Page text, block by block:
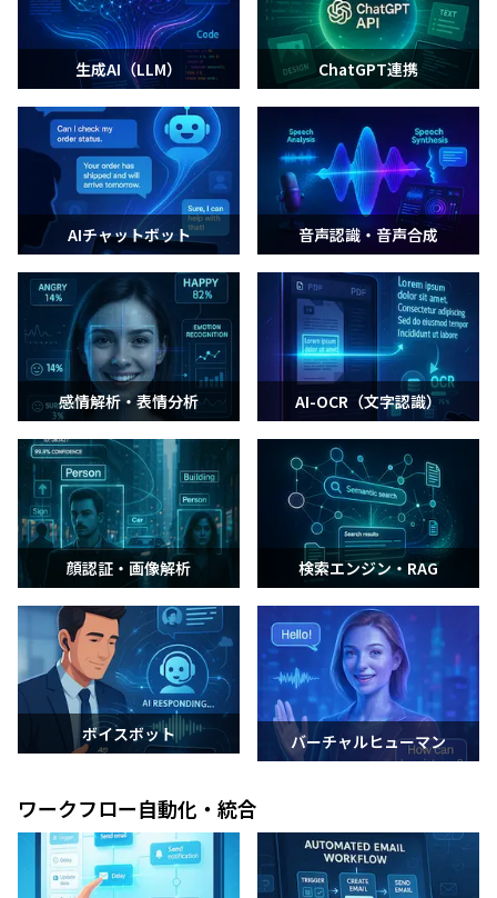
生成AI（LLM） ChatGPT連携
AIチャットボット 音声認識・音声合成
感情解析・表情分析 AI-OCR（文字認識）
顔認証・画像解析 検索エンジン・RAG
ボイスボット バーチャルヒューマン
ワークフロー自動化・統合